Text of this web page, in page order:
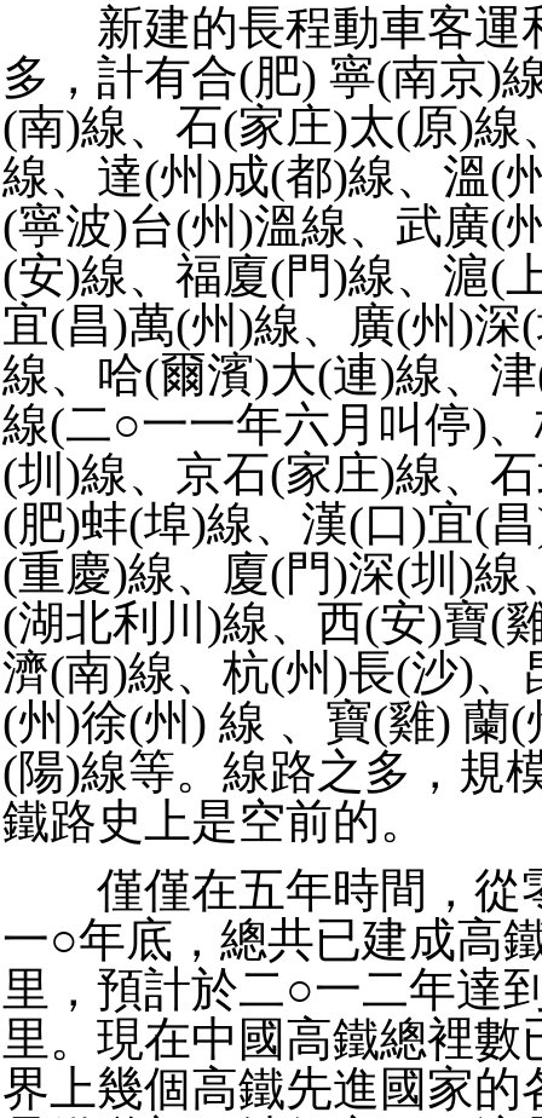
新建的長程動車客運
多，計有合(肥) 寧(南京)
(南)線、石(家庄)太(原)線
線、達(州)成(都)線、溫(
(寧波)台(州)溫線、武廣(
(安)線、福廈(門)線、滬(
宜(昌)萬(州)線、廣(州)深
線、哈(爾濱)大(連)線、
線(二○一一年六月叫停)
(圳)線、京石(家庄)線、
(肥)蚌(埠)線、漢(口)宜(
(重慶)線、廈(門)深(圳)線
(湖北利川)線、西(安)寶(
濟(南)線、杭(州)長(沙)、
(州)徐(州) 線 、寶(雞) 蘭
(陽)線等。線路之多，規
鐵路史上是空前的。
僅僅在五年時間，從
一○年底，總共已建成高
里，預計於二○一二年達
里。現在中國高鐵總裡數
界上幾個高鐵先進國家的